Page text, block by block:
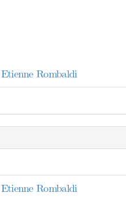
Rombaldi
Rombaldi